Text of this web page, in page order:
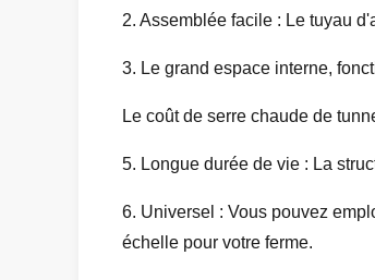
2. Assemblée facile : Le tuyau
3. Le grand espace interne,
Le coût de serre chaude de
5. Longue durée de vie : La
6. Universel : Vous pouvez
échelle pour votre ferme.